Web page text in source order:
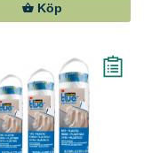
Köp